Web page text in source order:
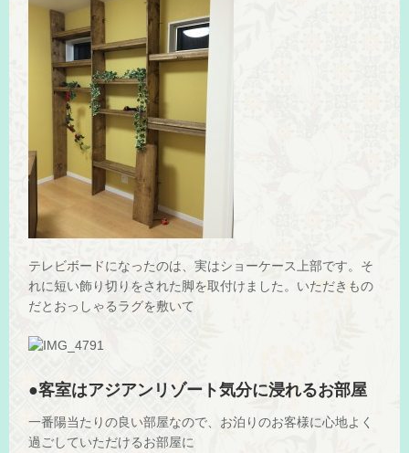
テレビボードになったのは、実はショーケース上部です。そ
れに短い飾り切りをされた脚を取付けました。いただきもの
だとおっしゃるラグを敷いて
●客室はアジアンリゾート気分に浸れるお部屋
一番陽当たりの良い部屋なので、お泊りのお客様に心地よく
過ごしていただけるお部屋に